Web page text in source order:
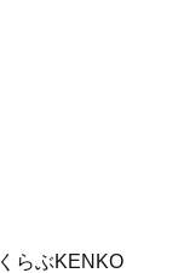
らぶKENKO